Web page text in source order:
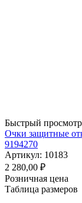
Быстрый просмотр
Очки защитные
9194270
Артикул: 10183
2 280,00 ₽
Розничная цена
Таблица размеров